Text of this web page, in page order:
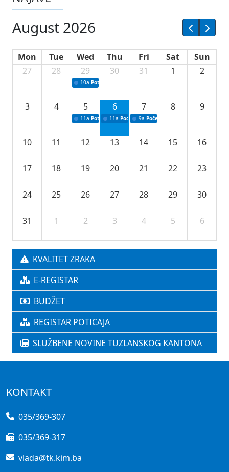
August 2026
Mon Tue Wed Thu Fri Sat
Sun
27
28 29
10a Potpisivanje ugovora sa neprofitnim
30 31 1 2
3 4 5
11a Potpisivanje ugovora o stipendijama za
6
11a Podrška razvoju vodne infrastrukture u
7
9a Početak izgradnje nove
8 9
10 11 12 13 14 15 16
17 18 19 20 21 22 23
24 25 26 27 28 29 30
31 1 2 3 4 5 6
KVALITET ZRAKA
E-REGISTAR
BUDŽET
REGISTAR POTICAJA
SLUŽBENE NOVINE TUZLANSKOG KANTONA
KONTAKT
035/369-307
035/369-317
vlada@tk.kim.ba